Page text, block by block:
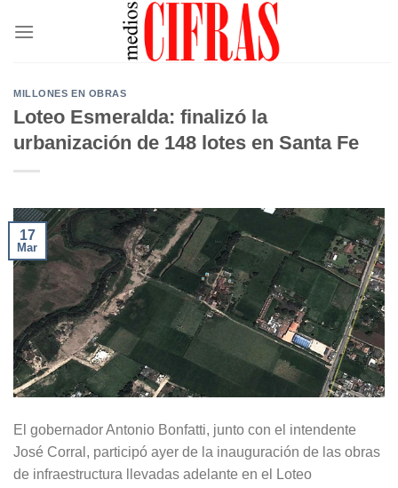
MILLONES EN OBRAS
Loteo Esmeralda: finalizó la
urbanización de 148 lotes en Santa Fe
17
Mar
El gobernador Antonio Bonfatti, junto con el intendente
José Corral, participó ayer de la inauguración de las obras
de infraestructura llevadas adelante en el Loteo